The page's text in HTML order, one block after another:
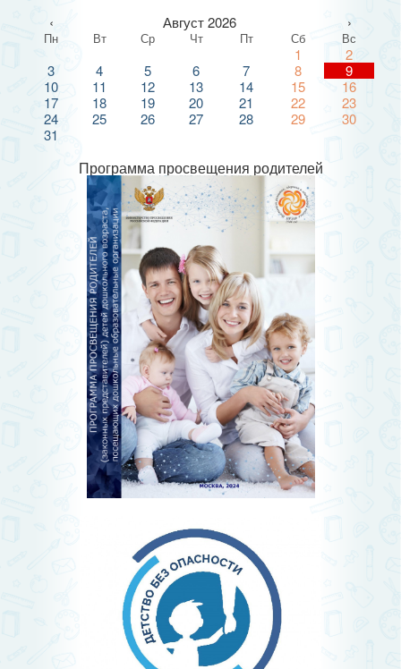
‹ Август 2026 ›
Пн Вт Ср Чт Пт Сб Вс
1
2
3
4 5 6 7 8
9
10
11 12 13 14 15
16
17
18 19 20 21 22
23
24
25 26 27 28 29
30
31
Программа просвещения родителей